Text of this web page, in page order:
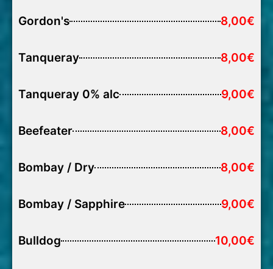
Gordon's 8,00€
Tanqueray 8,00€
Tanqueray 0% alc 9,00€
Beefeater 8,00€
Bombay / Dry 8,00€
Bombay / Sapphire 9,00€
Bulldog 10,00€